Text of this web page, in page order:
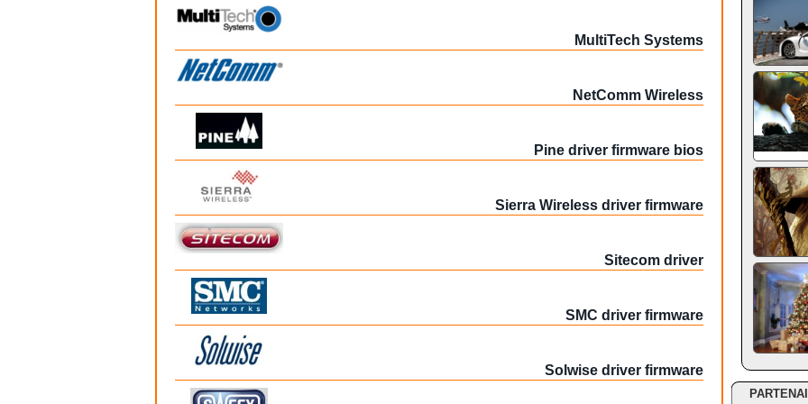
MultiTech Systems
NetComm Wireless
Pine driver firmware bios
Sierra Wireless driver firmware
Sitecom driver
SMC driver firmware
Solwise driver firmware